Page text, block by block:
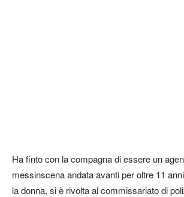
Ha finto con la compagna di essere un
messinscena andata avanti per oltre 11
la donna, si è rivolta al commissariato di